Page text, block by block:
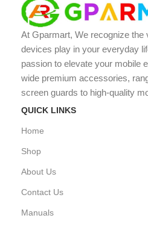
At Gparmart, We recognize the
devices play in your everyday
passion to elevate your mobile
wide premium accessories,
screen guards to high-quality
QUICK LINKS
Home
Shop
About Us
Contact Us
Manuals